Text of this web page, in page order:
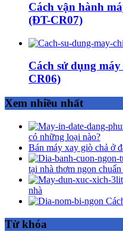
Cách vận hành
(ĐT-CR07)
Cách sử dụng
CR06)
Xem nhiều nhất
có những loại nào?
Bán máy xay giò chả ở
tại nhà thơm ngon
nhà
Từ khóa